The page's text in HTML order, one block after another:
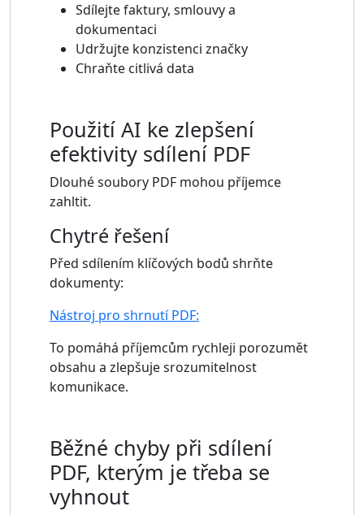
Sdílejte faktury, smlouvy a
dokumentaci
Udržujte konzistenci značky
Chraňte citlivá data
Použití AI ke zlepšení
efektivity sdílení PDF
Dlouhé soubory PDF mohou příjemce
zahltit.
Chytré řešení
Před sdílením klíčových bodů shrňte
dokumenty:
Nástroj pro shrnutí PDF:
To pomáhá příjemcům rychleji porozumět
obsahu a zlepšuje srozumitelnost
komunikace.
Běžné chyby při sdílení
PDF, kterým je třeba se
vyhnout